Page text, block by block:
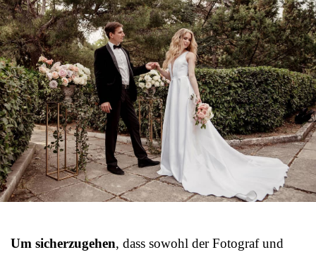
Um sicherzugehen, dass sowohl der Fotograf und